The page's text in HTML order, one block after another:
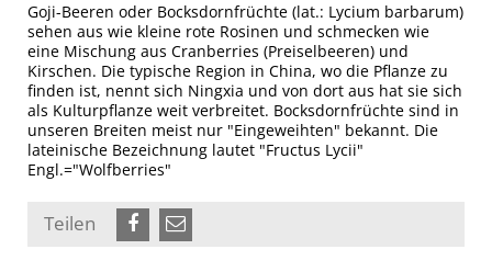
Goji-Beeren oder Bocksdornfrüchte (lat.: Lycium barbarum)
sehen aus wie kleine rote Rosinen und schmecken wie
eine Mischung aus Cranberries (Preiselbeeren) und
Kirschen. Die typische Region in China, wo die Pflanze zu
finden ist, nennt sich Ningxia und von dort aus hat sie sich
als Kulturpflanze weit verbreitet. Bocksdornfrüchte sind in
unseren Breiten meist nur "Eingeweihten" bekannt. Die
lateinische Bezeichnung lautet "Fructus Lycii"
Engl.="Wolfberries"
Teilen